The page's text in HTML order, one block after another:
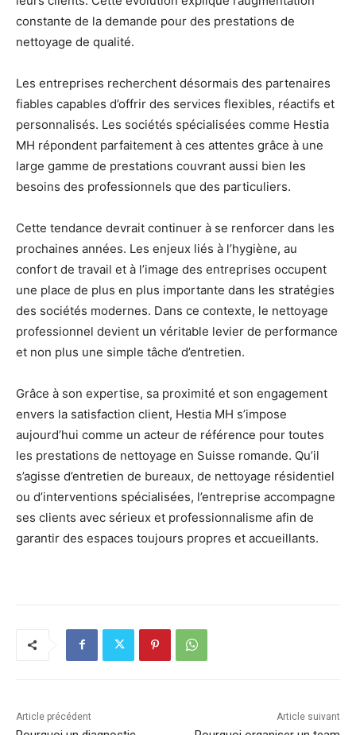
constante de la demande pour des prestations de
nettoyage de qualité.
Les entreprises recherchent désormais des partenaires
fiables capables d’offrir des services flexibles, réactifs et
personnalisés. Les sociétés spécialisées comme Hestia
MH répondent parfaitement à ces attentes grâce à une
large gamme de prestations couvrant aussi bien les
besoins des professionnels que des particuliers.
Cette tendance devrait continuer à se renforcer dans les
prochaines années. Les enjeux liés à l’hygiène, au
confort de travail et à l’image des entreprises occupent
une place de plus en plus importante dans les stratégies
des sociétés modernes. Dans ce contexte, le nettoyage
professionnel devient un véritable levier de performance
et non plus une simple tâche d’entretien.
Grâce à son expertise, sa proximité et son engagement
envers la satisfaction client, Hestia MH s’impose
aujourd’hui comme un acteur de référence pour toutes
les prestations de nettoyage en Suisse romande. Qu’il
s’agisse d’entretien de bureaux, de nettoyage résidentiel
ou d’interventions spécialisées, l’entreprise accompagne
ses clients avec sérieux et professionnalisme afin de
garantir des espaces toujours propres et accueillants.
Article précédent Article suivant